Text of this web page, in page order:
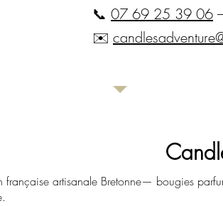
📞 07 69 25 39 06
✉️
française artisanale Bretonne— bougies